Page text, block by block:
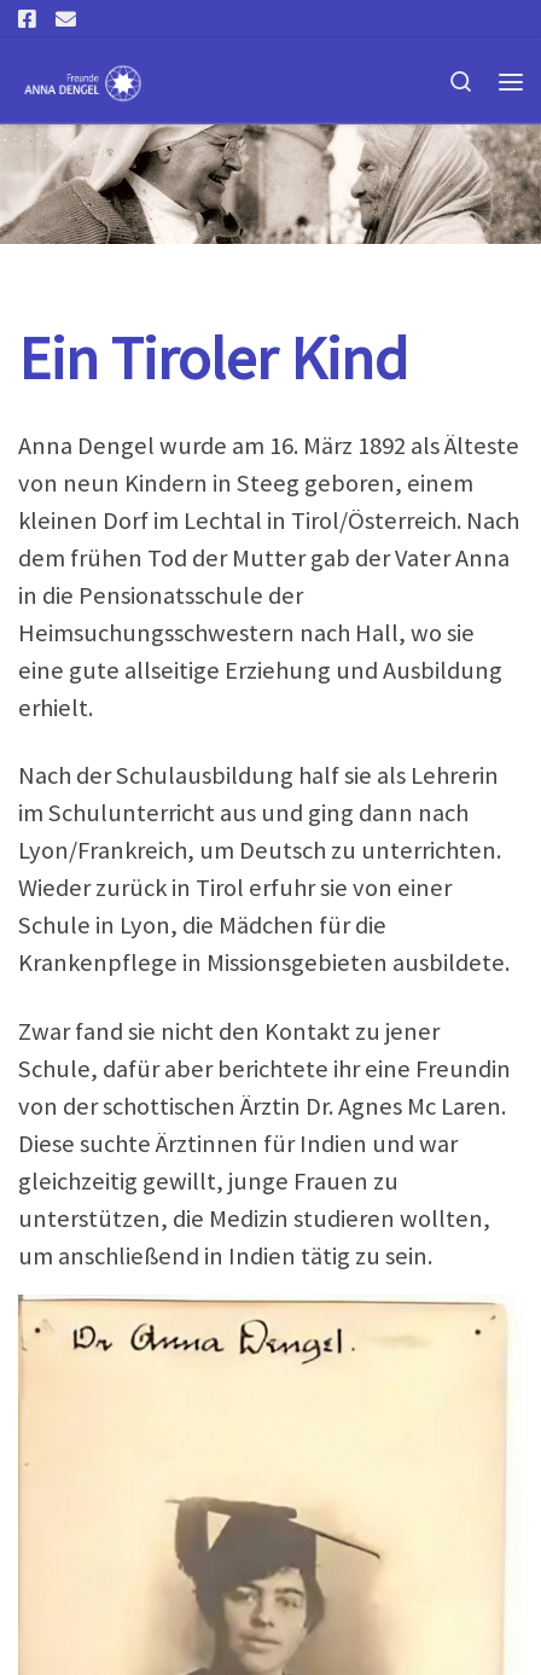
Skip to content
Search
Ein Tiroler Kind
Anna Dengel wurde am 16. März 1892 als Älteste
von neun Kindern in Steeg geboren, einem
kleinen Dorf im Lechtal in Tirol/Österreich. Nach
dem frühen Tod der Mutter gab der Vater Anna
in die Pensionatsschule der
Heimsuchungsschwestern nach Hall, wo sie
eine gute allseitige Erziehung und Ausbildung
erhielt.
Nach der Schulausbildung half sie als Lehrerin
im Schulunterricht aus und ging dann nach
Lyon/Frankreich, um Deutsch zu unterrichten.
Wieder zurück in Tirol erfuhr sie von einer
Schule in Lyon, die Mädchen für die
Krankenpflege in Missionsgebieten ausbildete.
Zwar fand sie nicht den Kontakt zu jener
Schule, dafür aber berichtete ihr eine Freundin
von der schottischen Ärztin Dr. Agnes Mc Laren.
Diese suchte Ärztinnen für Indien und war
gleichzeitig gewillt, junge Frauen zu
unterstützen, die Medizin studieren wollten,
um anschließend in Indien tätig zu sein.